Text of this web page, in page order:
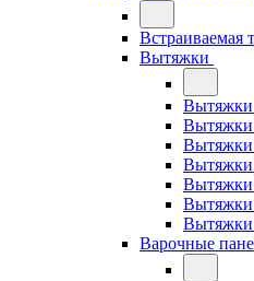
Встраиваемая
Вытяжки
Вытяжки
Вытяжки
Вытяжки
Вытяжки
Вытяжки
Вытяжки
Варочные